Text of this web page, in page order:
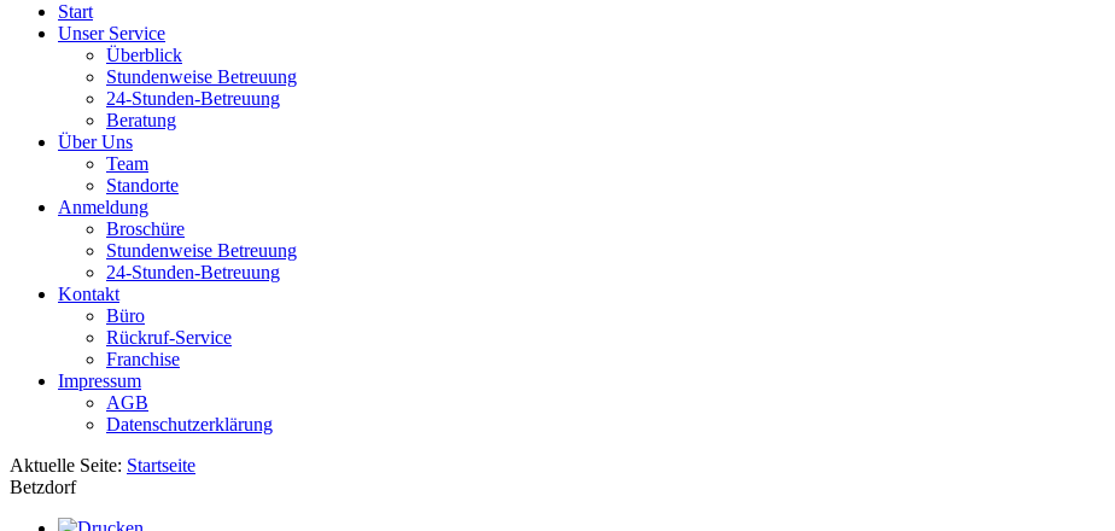
Start
Unser Service
Überblick
Stundenweise Betreuung
24-Stunden-Betreuung
Beratung
Über Uns
Team
Standorte
Anmeldung
Broschüre
Stundenweise Betreuung
24-Stunden-Betreuung
Kontakt
Büro
Rückruf-Service
Franchise
Impressum
AGB
Datenschutzerklärung
Aktuelle Seite: Startseite
Betzdorf